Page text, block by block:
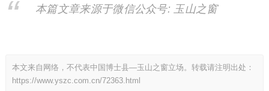
本篇文章来源于微信公众号: 玉山之窗
本文来自网络，不代表中国博士县—玉山之窗立场。转载请注明出处：
https://www.yszc.com.cn/72363.html